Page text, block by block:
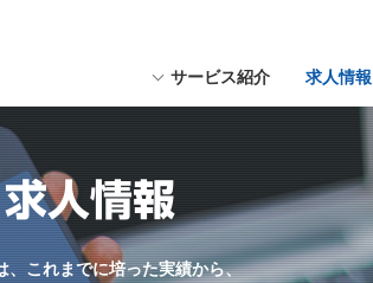
サービス紹介 求人情報
人情報
、これまでに培った実績から、
Webマーケター
Web編集・コンテンツ企画
学歴不問
残業少なめ
海外勤務あり
を入れてください。